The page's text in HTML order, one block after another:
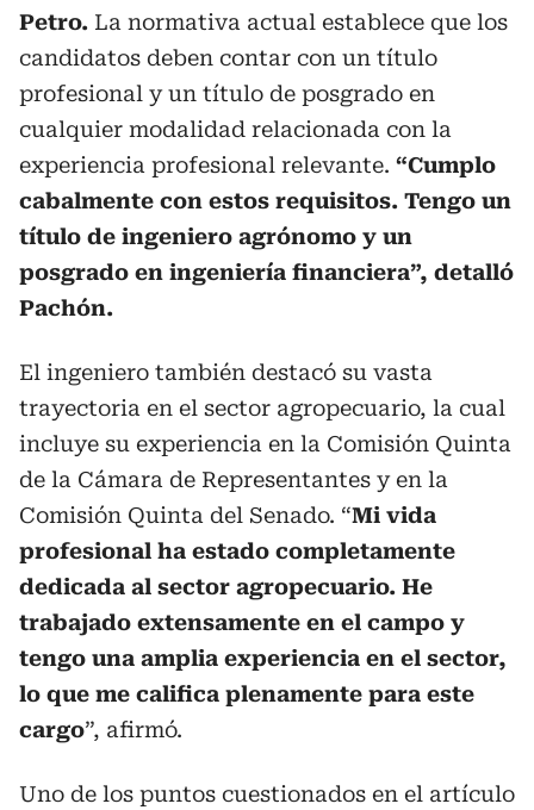
Petro. La normativa actual establece que los
candidatos deben contar con un título
profesional y un título de posgrado en
cualquier modalidad relacionada con la
experiencia profesional relevante. “Cumplo
cabalmente con estos requisitos. Tengo un
título de ingeniero agrónomo y un
posgrado en ingeniería financiera”, detalló
Pachón.
El ingeniero también destacó su vasta
trayectoria en el sector agropecuario, la cual
incluye su experiencia en la Comisión Quinta
de la Cámara de Representantes y en la
Comisión Quinta del Senado. “Mi vida
profesional ha estado completamente
dedicada al sector agropecuario. He
trabajado extensamente en el campo y
tengo una amplia experiencia en el sector,
lo que me califica plenamente para este
cargo”, afirmó.
Uno de los puntos cuestionados en el artículo